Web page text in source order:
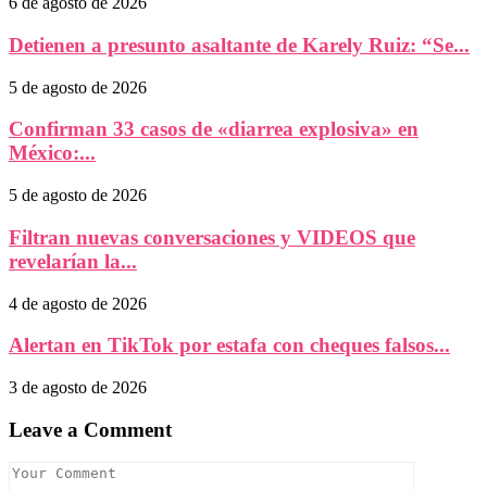
Detienen a presunto asaltante de Karely Ruiz: “Se...
5 de agosto de 2026
Confirman 33 casos de «diarrea explosiva» en
México:...
5 de agosto de 2026
Filtran nuevas conversaciones y VIDEOS que
revelarían la...
4 de agosto de 2026
Alertan en TikTok por estafa con cheques falsos...
3 de agosto de 2026
Leave a Comment